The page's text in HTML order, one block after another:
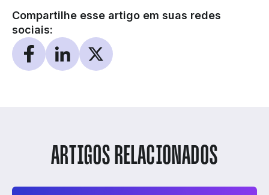
Compartilhe esse artigo em suas redes
sociais:
ARTIGOS RELACIONADOS